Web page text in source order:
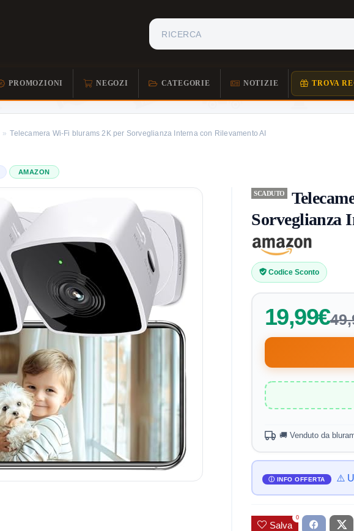
PROMOZIONI NEGOZI CATEGORIE NOTIZIE TROVA
» Telecamera Wi-Fi blurams 2K per Sorveglianza Interna con Rilevamento AI
AMAZON
SCADUTO
Sorveglianza
Codice Sconto
19,99€
🚚 Venduto da
⚠️
Salva
0